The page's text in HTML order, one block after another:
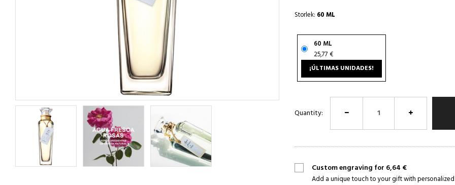
Storlek: 60 ML
60 ML
25,77 €
¡ÚLTIMAS UNIDADES!
Quantity:
Custom engraving for 6,64 €
Add a unique touch to your gift with